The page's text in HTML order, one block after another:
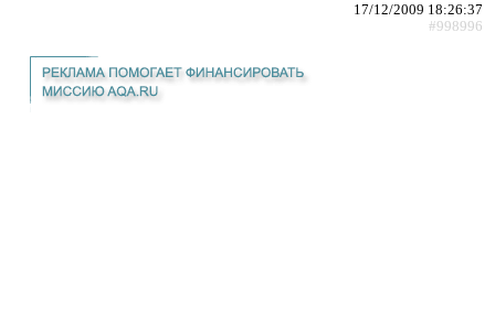
17/12/2009 18:26:37
#998996